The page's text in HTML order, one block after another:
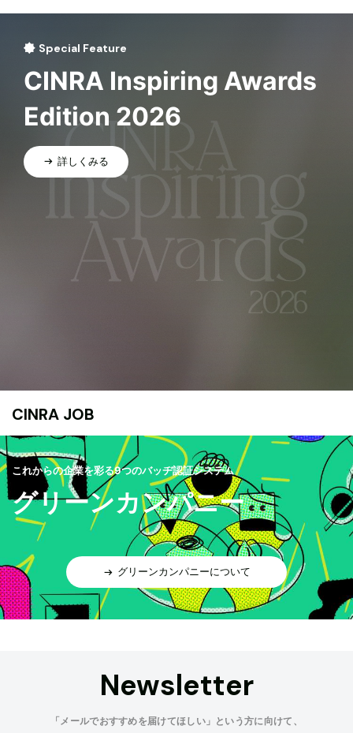
Special Feature
CINRA Inspiring Awards
Edition 2026
詳しくみる
CINRA JOB
これからの企業を彩る9つのバッヂ認証システム
グリーンカンパニー
グリーンカンパニーについて
Newsletter
「メールでおすすめを届けてほしい」という方に向けて、